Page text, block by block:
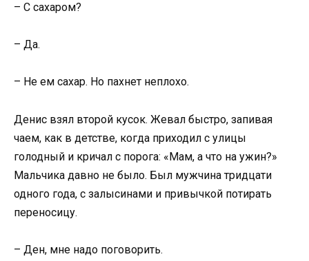
– С сахаром?
– Да.
– Не ем сахар. Но пахнет неплохо.
Денис взял второй кусок. Жевал быстро, запивая
чаем, как в детстве, когда приходил с улицы
голодный и кричал с порога: «Мам, а что на ужин?»
Мальчика давно не было. Был мужчина тридцати
одного года, с залысинами и привычкой потирать
переносицу.
– Ден, мне надо поговорить.